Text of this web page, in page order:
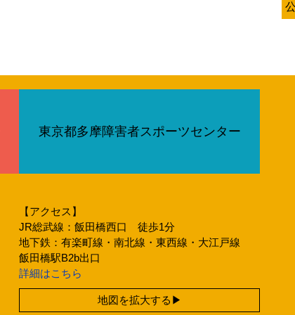
東京都多摩障害者スポーツセンター
【アクセス】
JR総武線：飯田橋西口 徒歩1分
地下鉄：有楽町線・南北線・東西線・大江戸線
飯田橋駅B2b出口
詳細はこちら
地図を拡大する